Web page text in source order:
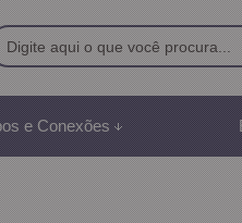
e Conexões